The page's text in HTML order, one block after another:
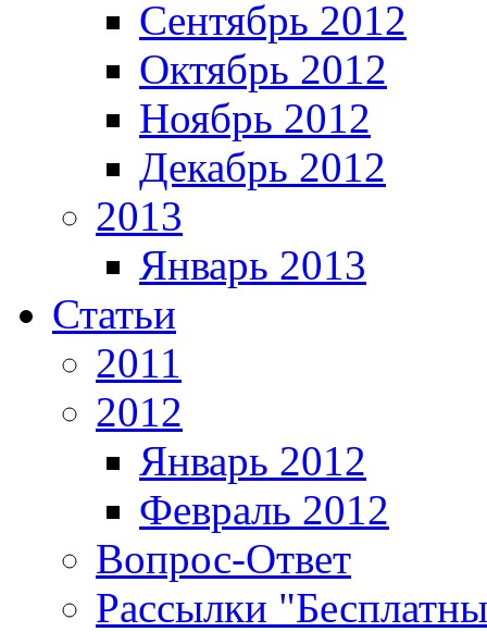
Сентябрь 2012
Октябрь 2012
Ноябрь 2012
Декабрь 2012
2013
Январь 2013
Статьи
2011
2012
Январь 2012
Февраль 2012
Вопрос-Ответ
Рассылки